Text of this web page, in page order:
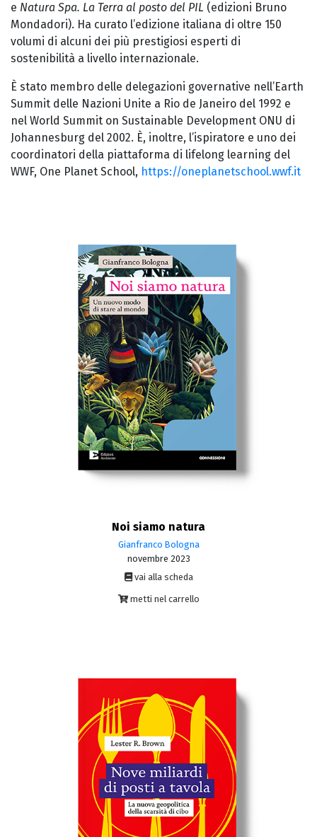
e Natura Spa. La Terra al posto del PIL (edizioni Bruno
Mondadori). Ha curato l’edizione italiana di oltre 150
volumi di alcuni dei più prestigiosi esperti di
sostenibilità a livello internazionale.
È stato membro delle delegazioni governative nell’Earth
Summit delle Nazioni Unite a Rio de Janeiro del 1992 e
nel World Summit on Sustainable Development ONU di
Johannesburg del 2002. È, inoltre, l’ispiratore e uno dei
coordinatori della piattaforma di lifelong learning del
WWF, One Planet School, https://oneplanetschool.wwf.it
Noi siamo natura
Gianfranco Bologna
novembre 2023
vai alla scheda
metti nel carrello